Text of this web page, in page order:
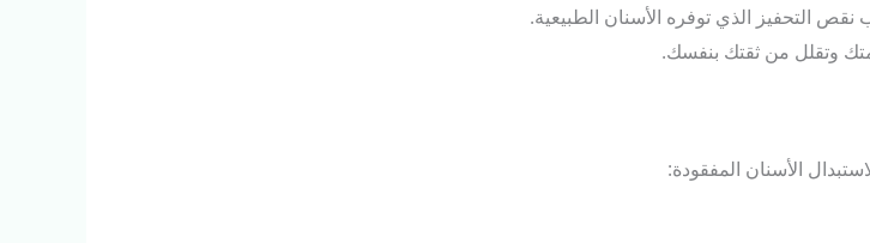
التحفيز الذي توفره الأسنان الطبيعية.
وتقلل من ثقتك بنفسك.
الأسنان المفقودة: